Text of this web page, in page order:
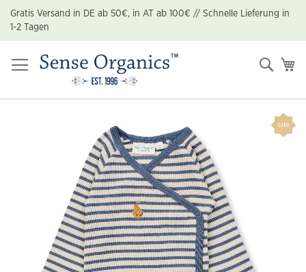
Zum
Inhalt
springen
Gratis Versand in DE ab 50€, in AT ab 100€ // Schnelle Lieferung in
1-2 Tagen
Suche